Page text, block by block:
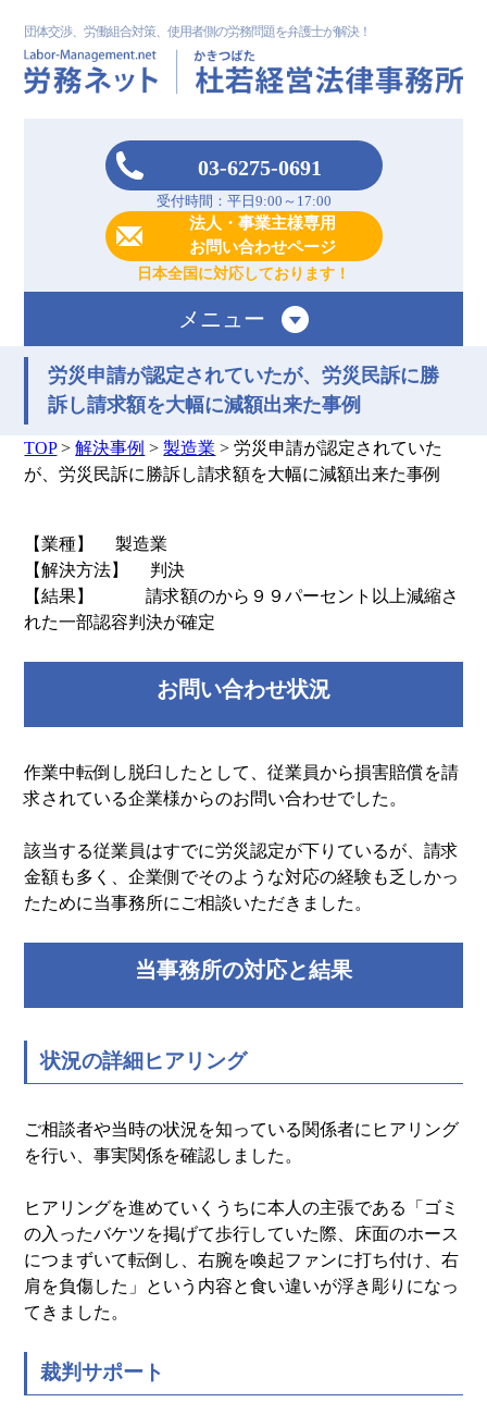
団体交渉、労働組合対策、使用者側の労務問題を弁護士が解決！
03-6275-0691
受付時間：平日9:00～17:00
法人・事業主様専用
お問い合わせページ
日本全国に対応しております！
メニュー
労災申請が認定されていたが、労災民訴に勝
訴し請求額を大幅に減額出来た事例
TOP>解決事例 >製造業 >労災申請が認定されていた
が、労災民訴に勝訴し請求額を大幅に減額出来た事例
【業種】 製造業
【解決方法】 判決
【結果】 請求額のから９９パーセント以上減縮さ
れた一部認容判決が確定
お問い合わせ状況
作業中転倒し脱臼したとして、従業員から損害賠償を請
求されている企業様からのお問い合わせでした。
該当する従業員はすでに労災認定が下りているが、請求
金額も多く、企業側でそのような対応の経験も乏しかっ
たために当事務所にご相談いただきました。
当事務所の対応と結果
状況の詳細ヒアリング
ご相談者や当時の状況を知っている関係者にヒアリング
を行い、事実関係を確認しました。
ヒアリングを進めていくうちに本人の主張である「ゴミ
の入ったバケツを掲げて歩行していた際、床面のホース
につまずいて転倒し、右腕を喚起ファンに打ち付け、右
肩を負傷した」という内容と食い違いが浮き彫りになっ
てきました。
裁判サポート